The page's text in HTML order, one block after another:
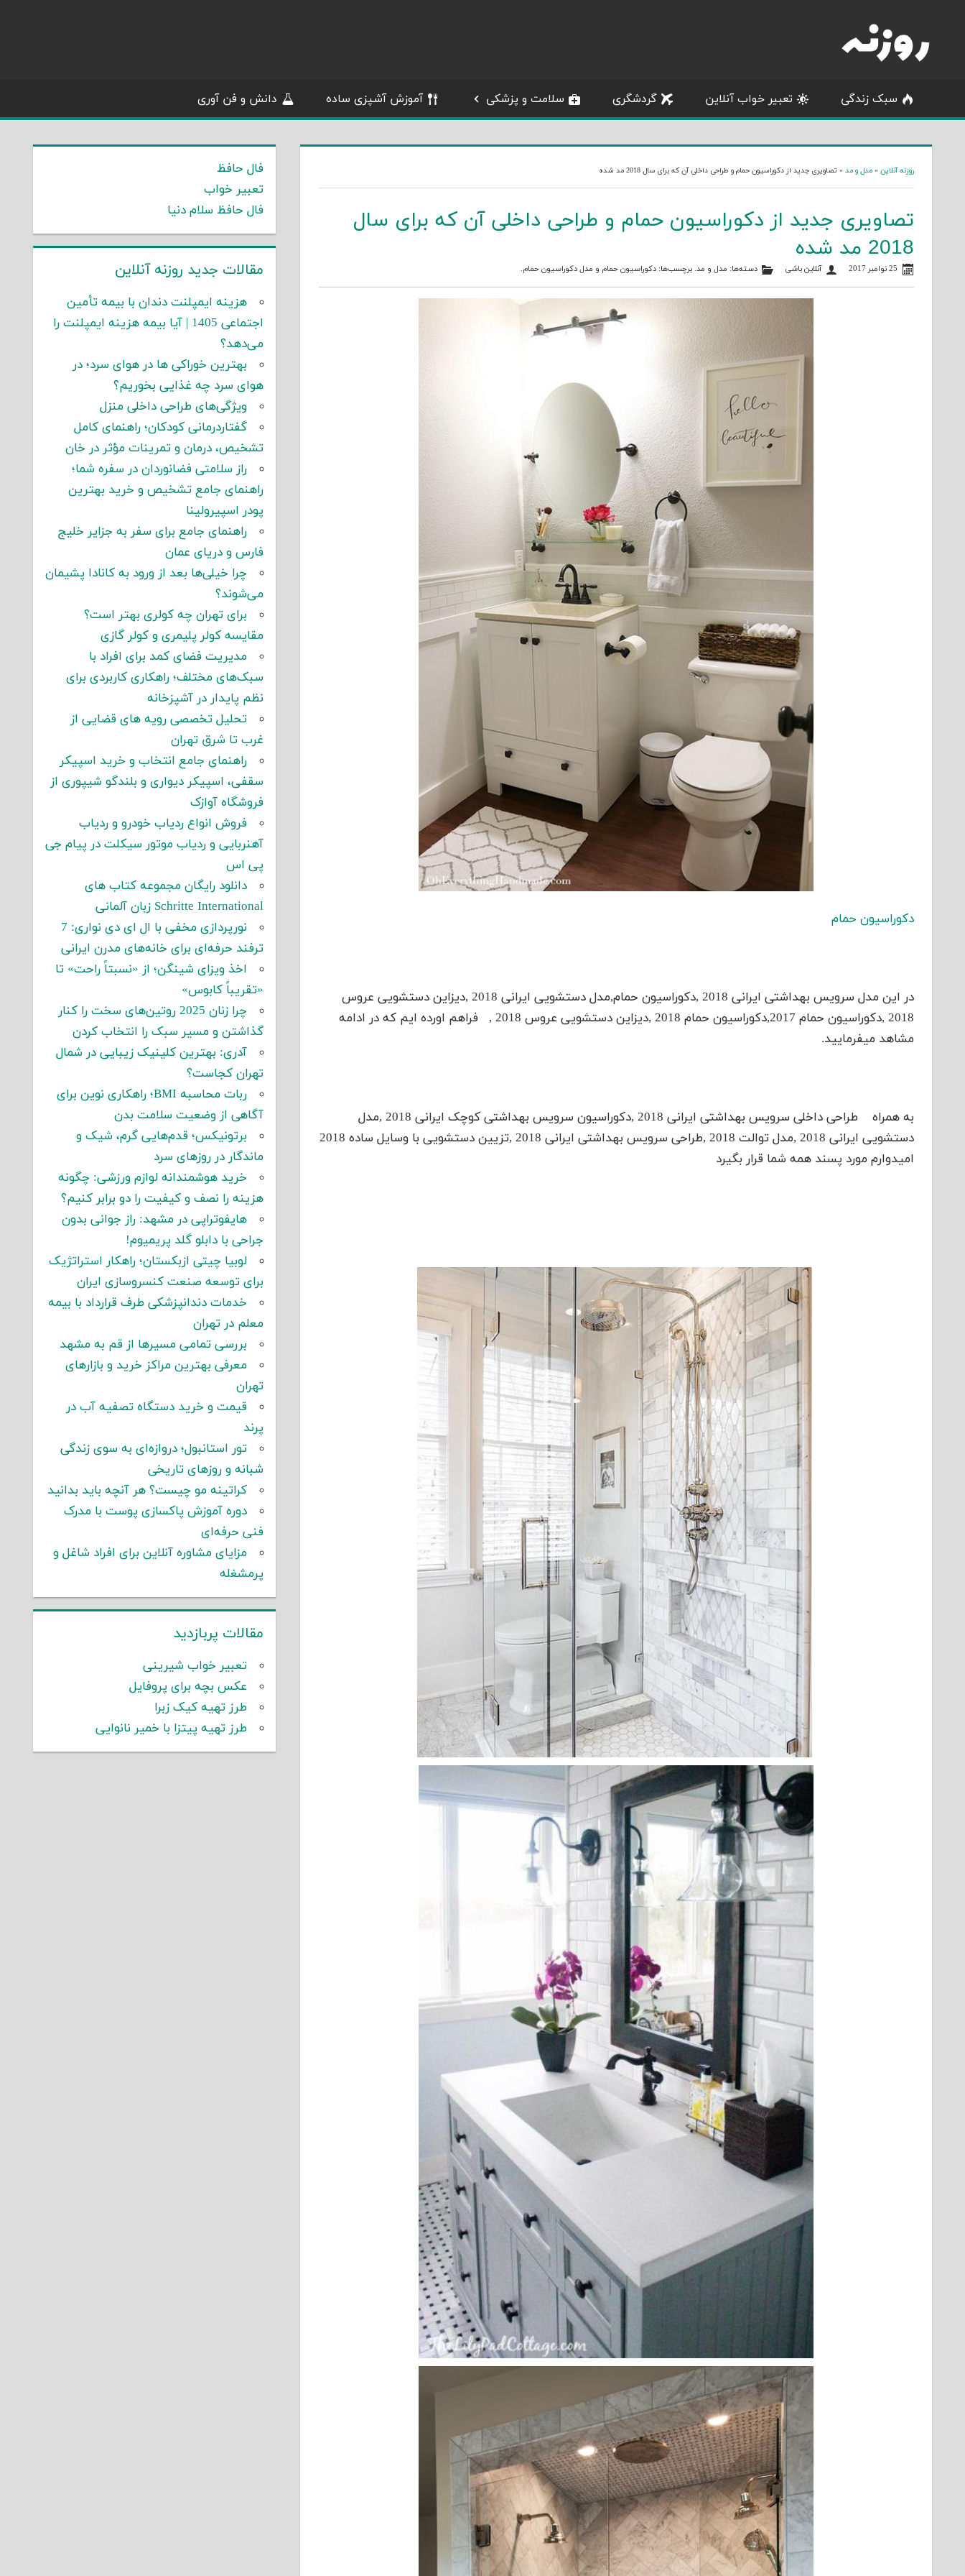
content
سبک زندگی تعبیر خواب آنلاین گردشگری سلامت و پزشکی آموزش آشپزی ساده دانش و فن آوری
روزنه آنلاین »مدل و مد » تصاویری جدید از دکوراسیون حمام و طراحی داخلی آن که برای سال 2018 مد شده
تصاویری جدید از دکوراسیون حمام و طراحی داخلی آن که برای سال
2018 مد شده
25 نوامبر 2017 آنلاین باشی دسته‌ها: مدل و مد. برچسب‌ها:دکوراسیون حمام و مدل دکوراسیون حمام.
دکوراسیون حمام
در این مدل سرویس بهداشتی ایرانی 2018 ,دکوراسیون حمام,مدل دستشویی ایرانی 2018 ,دیزاین دستشویی عروس
2018 ,دکوراسیون حمام 2017,دکوراسیون حمام 2018 ,دیزاین دستشویی عروس 2018 , فراهم اورده ایم که در ادامه
مشاهد میفرمایید.
به همراه طراحی داخلی سرویس بهداشتی ایرانی 2018 ,دکوراسیون سرویس بهداشتی کوچک ایرانی 2018 ,مدل
دستشویی ایرانی 2018 ,مدل توالت 2018 ,طراحی سرویس بهداشتی ایرانی 2018 ,تزیین دستشویی با وسایل ساده 2018
امیدوارم مورد پسند همه شما قرار بگیرد
فال حافظ
تعبیر خواب
فال حافظ سلام دنیا
مقالات جدید روزنه آنلاین
هزینه ایمپلنت دندان با بیمه تأمین
اجتماعی 1405 | آیا بیمه هزینه ایمپلنت را
می‌دهد؟
بهترین خوراکی ها در هوای سرد؛ در
هوای سرد چه غذایی بخوریم؟
ویژگی‌های طراحی داخلی منزل
گفتاردرمانی کودکان؛ راهنمای کامل
تشخیص، درمان و تمرینات مؤثر در خان
راز سلامتی فضانوردان در سفره شما؛
راهنمای جامع تشخیص و خرید بهترین
پودر اسپیرولینا
راهنمای جامع برای سفر به جزایر خلیج
فارس و دریای عمان
چرا خیلی‌ها بعد از ورود به کانادا پشیمان
می‌شوند؟
برای تهران چه کولری بهتر است؟
مقایسه کولر پلیمری و کولر گازی
مدیریت فضای کمد برای افراد با
سبک‌های مختلف؛ راهکاری کاربردی برای
نظم پایدار در آشپزخانه
تحلیل تخصصی رویه های قضایی از
غرب تا شرق تهران
راهنمای جامع انتخاب و خرید اسپیکر
سقفی، اسپیکر دیواری و بلندگو شیپوری از
فروشگاه آوازک
فروش انواع ردیاب خودرو و ردیاب
آهنربایی و ردیاب موتور سیکلت در پیام جی
پی اس
دانلود رایگان مجموعه کتاب های
Schritte International زبان آلمانی
نورپردازی مخفی با ال ای دی نواری: 7
ترفند حرفه‌ای برای خانه‌های مدرن ایرانی
اخذ ویزای شینگن؛ از «نسبتاً راحت» تا
«تقریباً کابوس»
چرا زنان 2025 روتین‌های سخت را کنار
گذاشتن و مسیر سبک را انتخاب کردن
آدری: بهترین کلینیک زیبایی در شمال
تهران کجاست؟
ربات محاسبه BMI؛ راهکاری نوین برای
آگاهی از وضعیت سلامت بدن
برتونیکس؛ قدم‌هایی گرم، شیک و
ماندگار در روزهای سرد
خرید هوشمندانه لوازم ورزشی: چگونه
هزینه را نصف و کیفیت را دو برابر کنیم؟
هایفوتراپی در مشهد: راز جوانی بدون
جراحی با دابلو گلد پریمیوم!
لوبیا چیتی ازبکستان؛ راهکار استراتژیک
برای توسعه صنعت کنسروسازی ایران
خدمات دندانپزشکی طرف قرارداد با بیمه
معلم در تهران
بررسی تمامی مسیرها از قم به مشهد
معرفی بهترین مراکز خرید و بازارهای
تهران
قیمت و خرید دستگاه تصفیه آب در
پرند
تور استانبول؛ دروازه‌ای به سوی زندگی
شبانه و روزهای تاریخی
کراتینه مو چیست؟ هر آنچه باید بدانید
دوره آموزش پاکسازی پوست با مدرک
فنی حرفه‌ای
مزایای مشاوره آنلاین برای افراد شاغل و
پرمشغله
مقالات پربازدید
تعبیر خواب شیرینی
عکس بچه برای پروفایل
طرز تهیه کیک زبرا
طرز تهیه پیتزا با خمیر نانوایی